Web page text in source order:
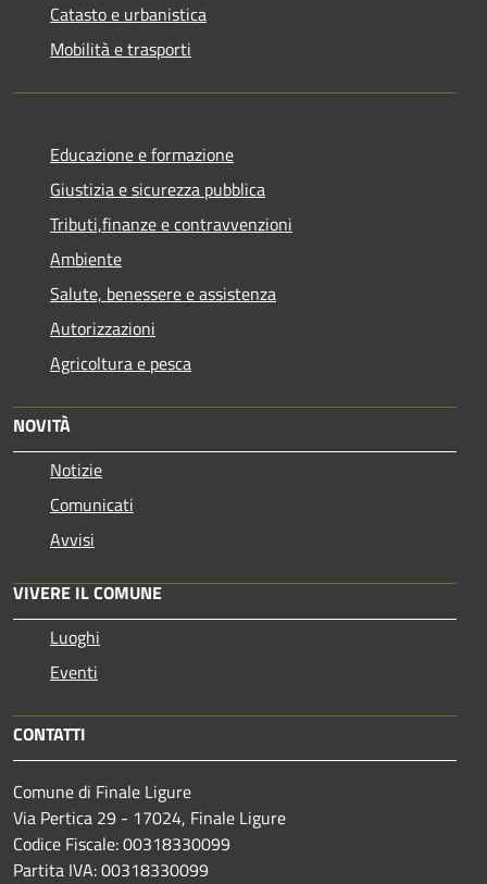
Catasto e urbanistica
Mobilità e trasporti
Educazione e formazione
Giustizia e sicurezza pubblica
Tributi,finanze e contravvenzioni
Ambiente
Salute, benessere e assistenza
Autorizzazioni
Agricoltura e pesca
NOVITÀ
Notizie
Comunicati
Avvisi
VIVERE IL COMUNE
Luoghi
Eventi
CONTATTI
Comune di Finale Ligure
Via Pertica 29 - 17024, Finale Ligure
Codice Fiscale: 00318330099
Partita IVA: 00318330099